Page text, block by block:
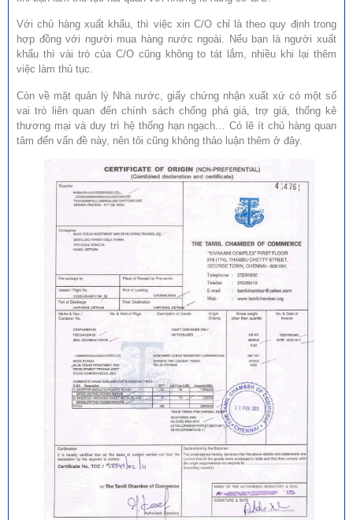
Với chủ hàng xuất khẩu, thì việc xin C/O chỉ là theo quy định trong
hợp đồng với người mua hàng nước ngoài. Nếu bạn là người xuất
khẩu thì vài trò của C/O cũng không to tát lắm, nhiều khi lại thêm
việc làm thủ tục.
Còn về mặt quản lý Nhà nước, giấy chứng nhận xuất xứ có một số
vai trò liên quan đến chính sách chống phá giá, trợ giá, thống kê
thương mại và duy trì hệ thống hạn ngạch… Có lẽ ít chủ hàng quan
tâm đến vấn đề này, nên tôi cũng không thảo luận thêm ở đây.